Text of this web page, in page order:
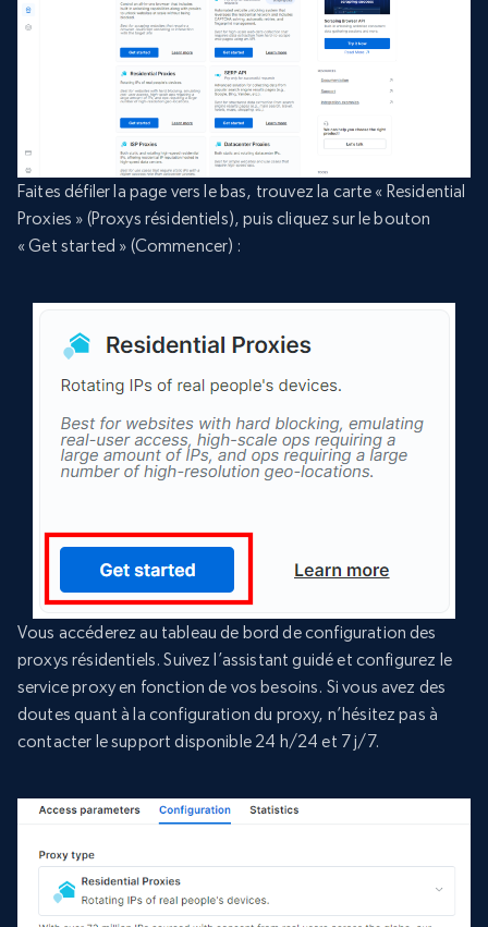
Faites défiler la page vers le bas, trouvez la carte « Residential
Proxies » (Proxys résidentiels), puis cliquez sur le bouton
« Get started » (Commencer) :
Vous accéderez au tableau de bord de configuration des
proxys résidentiels. Suivez l’assistant guidé et configurez le
service proxy en fonction de vos besoins. Si vous avez des
doutes quant à la configuration du proxy, n’hésitez pas à
contacter le support disponible 24 h/24 et 7 j/7.